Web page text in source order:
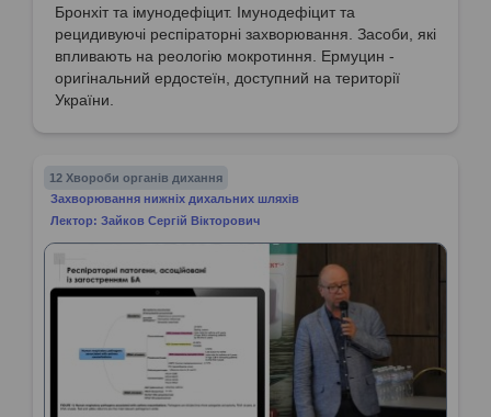
Бронхіт та імунодефіцит. Імунодефіцит та
рецидивуючі респіраторні захворювання. Засоби, які
впливають на реологію мокротиння. Ермуцин -
оригінальний ердостеїн, доступний на території
України.
12 Хвороби органів дихання
Захворювання нижніх дихальних шляхів
Лектор: Зайков Сергій Вікторович